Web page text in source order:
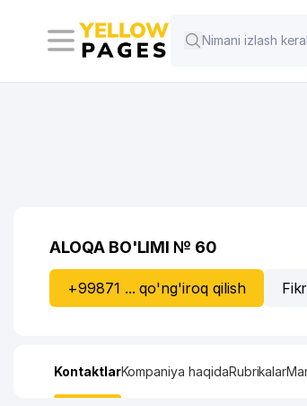
ALOQA BO'LIMI № 60
+99871 ... qo'ng'iroq qilish
KontaktlarKompaniya haqidaRubrikalar